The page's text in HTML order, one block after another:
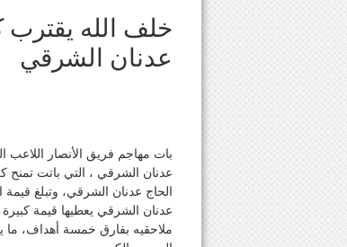
خلف الله يقترب
عدنان الشرقي
بات مهاجم فريق الأنصار
عدنان الشرقي ، التي باتت
الحاج عدنان الشرقي، وتبلغ قيمة
ملاحقيه بفارق خمسة أهداف،